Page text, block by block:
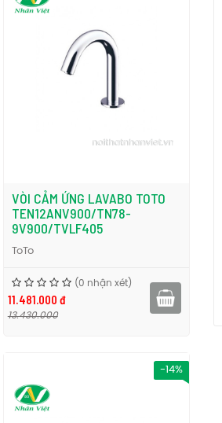
VÒI CẢM ỨNG LAVABO TOTO
TEN12ANV900/TN78-
9V900/TVLF405
ToTo
(0 nhận xét)
11.481.000 đ
13.430.000
-14%